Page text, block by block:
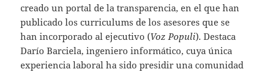
creado un portal de la transparencia, en el que han
publicado los curriculums de los asesores que se
han incorporado al ejecutivo (Voz Populi). Destaca
Darío Barciela, ingeniero informático, cuya única
experiencia laboral ha sido presidir una comunidad